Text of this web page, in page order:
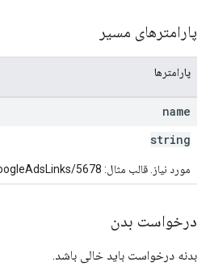
پارامترهای مسیر
پارامترها
name
string
مورد نیاز. قالب مثال: properties/1234/googleAdsLinks/5678
درخواست بدن
بدنه درخواست باید خالی باشد.